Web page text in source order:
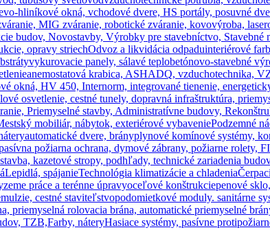
hliníkové okná, vchodové dvere, HS portály, posuvné
MIG zváranie, robotické zváranie, kovovýroba,
budov, Novostavby, Výrobky pre stavebníctvo, Stavebné
opravy striechOdvoz a likvidácia odpaduinteriérové
vykurovacie panely, sálavé teplobetónovo-stavebné
anemostatová krabica, ASHADQ, vzduchotechnika,
okná, HV 450, Internorm, integrované tienenie,
osvetlenie, cestné tunely, dopravná infraštruktúra,
Priemyselné stavby, Administratívne budovy,
mobiliár, nábytok, exteriérové vybaveniePodzemné
automatické dvere, brányplynové komínové systémy,
požiarna ochrana, dymové zábrany, požiarne
kazetové stropy, podhľady, technické zariadenia
Lepidlá, spájanieTechnológia klimatizácie a chladenia
zeme práce a terénne úpravyoceľové konštrukciepenové
cestné staviteľstvopodomietkové moduly. sanitárne
priemyselná rolovacia brána, automatické priemyselné
TZB,Farby, náteryHasiace systémy, pasívne